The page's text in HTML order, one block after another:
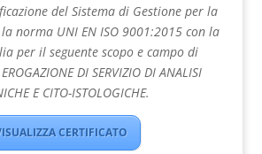
del Sistema di Gestione per la
norma UNI EN ISO 9001:2015 con la
per il seguente scopo e campo di
DI SERVIZIO DI ANALISI
E CITO-ISTOLOGICHE.
CERTIFICATO